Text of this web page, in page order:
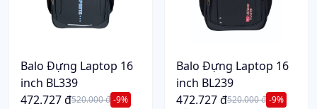
Balo Đựng Laptop 16
inch BL339
472.727 đ520.000 đ -9%
Balo Đựng Laptop 16
inch BL239
472.727 đ520.000 đ -9%